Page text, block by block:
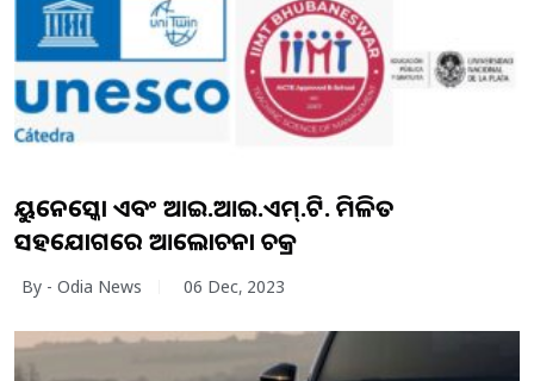
ୟୁନେସ୍କୋ ଏବଂ ଆଇ.ଆଇ.ଏମ୍‌.ଟି. ମିଳିତ
ସହଯୋଗରେ ଆଲୋଚନା ଚକ୍ର
By - Odia News 06 Dec, 2023